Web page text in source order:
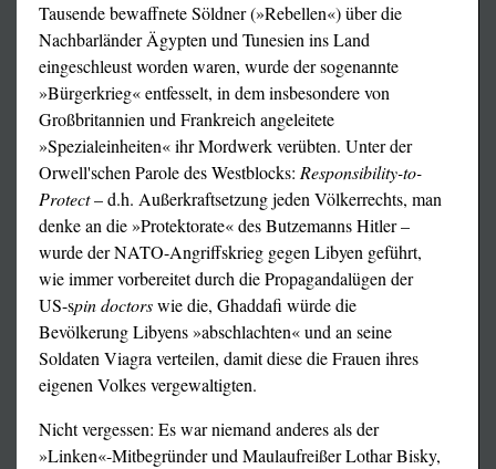
Tausende bewaffnete Söldner (»Rebellen«) über die
Nachbarländer Ägypten und Tunesien ins Land
eingeschleust worden waren, wurde der sogenannte
»Bürgerkrieg« entfesselt, in dem insbesondere von
Großbritannien und Frankreich angeleitete
»Spezialeinheiten« ihr Mordwerk verübten. Unter der
Orwell'schen Parole des Westblocks: Responsibility-to-
Protect– d.h. Außerkraftsetzung jeden Völkerrechts, man
denke an die »Protektorate« des Butzemanns Hitler –
wurde der NATO-Angriffskrieg gegen Libyen geführt,
wie immer vorbereitet durch die Propagandalügen der
US-spin doctorswie die, Ghaddafi würde die
Bevölkerung Libyens »abschlachten« und an seine
Soldaten Viagra verteilen, damit diese die Frauen ihres
eigenen Volkes vergewaltigten.
Nicht vergessen: Es war niemand anderes als der
»Linken«-Mitbegründer und Maulaufreißer Lothar Bisky,